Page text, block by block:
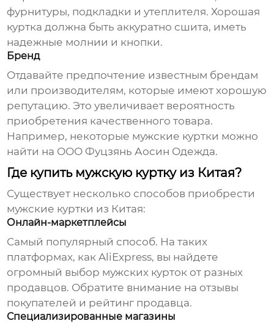
фурнитуры, подкладки и утеплителя. Хорошая
куртка должна быть аккуратно сшита, иметь
надежные молнии и кнопки.
Бренд
Отдавайте предпочтение известным брендам
или производителям, которые имеют хорошую
репутацию. Это увеличивает вероятность
приобретения качественного товара.
Например, некоторые мужские куртки можно
найти на ООО Фуцзянь Аосин Одежда.
Где купить мужскую куртку из Китая?
Существует несколько способов приобрести
мужские куртки из Китая:
Онлайн-маркетплейсы
Самый популярный способ. На таких
платформах, как AliExpress, вы найдете
огромный выбор мужских курток от разных
продавцов. Обратите внимание на отзывы
покупателей и рейтинг продавца.
Специализированные магазины